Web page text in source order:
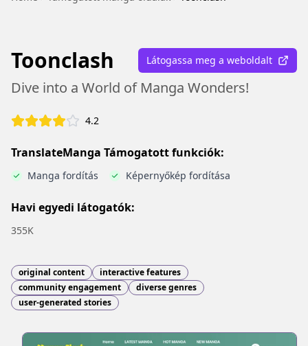
Toonclash Látogassa meg a weboldalt
Dive into a World of Manga Wonders!
4.2
TranslateManga Támogatott funkciók:
Manga fordítás Képernyőkép fordítása
Havi egyedi látogatók:
355K
original content
interactive features
community engagement
diverse genres
user-generated stories